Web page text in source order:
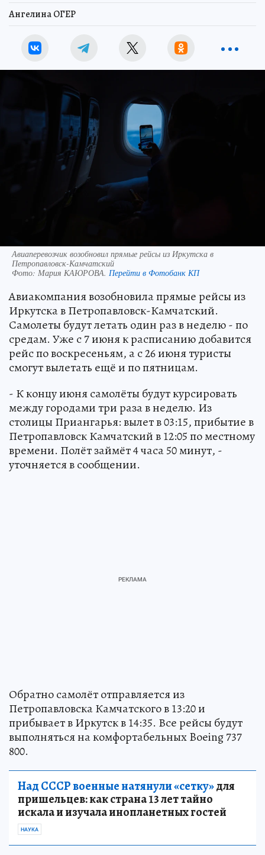
Ангелина ОГЕР
Авиаперевозчик возобновил прямые рейсы из Иркутска в
Петропавловск-Камчатский
Фото: Мария КАЮРОВА. Перейти в Фотобанк КП
Авиакомпания возобновила прямые рейсы из
Иркутска в Петропавловск-Камчатский.
Самолеты будут летать один раз в неделю - по
средам. Уже с 7 июня к расписанию добавится
рейс по воскресеньям, а с 26 июня туристы
смогут вылетать ещё и по пятницам.
- К концу июня самолёты будут курсировать
между городами три раза в неделю. Из
столицы Приангарья: вылет в 03:15, прибытие в
Петропавловск Камчатский в 12:05 по местному
времени. Полёт займёт 4 часа 50 минут, -
уточняется в сообщении.
Обратно самолёт отправляется из
Петропавловска Камчатского в 13:20 и
прибывает в Иркутск в 14:35. Все рейсы будут
выполняться на комфортабельных Boeing 737
800.
Над СССР военные натянули «сетку»для
пришельцев: как страна 13 лет тайно
искала и изучала инопланетных гостей
НАУКА